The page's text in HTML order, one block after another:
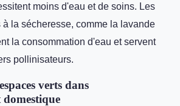
moins d'eau et de soins. Les
la sécheresse, comme la lavande
la consommation d'eau et servent
pollinisateurs.
verts dans